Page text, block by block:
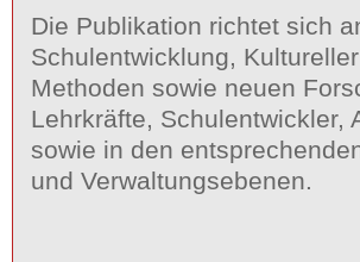
Die Publikation richtet sich
Schulentwicklung,
Methoden sowie neuen
Lehrkräfte, Schulentwickler,
sowie in den
und Verwaltungsebenen.